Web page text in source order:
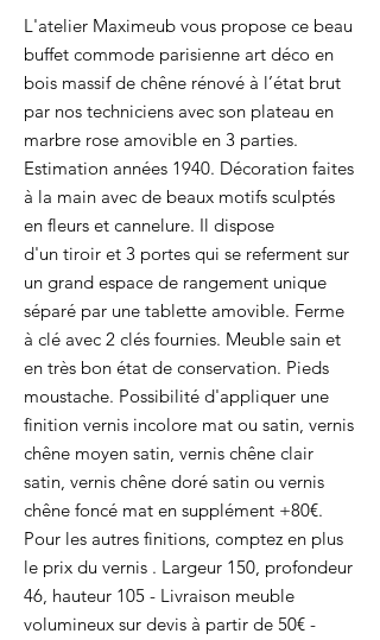
L'atelier Maximeub vous propose ce beau
buffet commode parisienne art déco en
bois massif de chêne rénové à l’état brut
par nos techniciens avec son plateau en
marbre rose amovible en 3 parties.
Estimation années 1940. Décoration faites
à la main avec de beaux motifs sculptés
en fleurs et cannelure. Il dispose
d'un tiroir et 3 portes qui se referment sur
un grand espace de rangement unique
séparé par une tablette amovible. Ferme
à clé avec 2 clés fournies. Meuble sain et
en très bon état de conservation. Pieds
moustache. Possibilité d'appliquer une
finition vernis incolore mat ou satin, vernis
chêne moyen satin, vernis chêne clair
satin, vernis chêne doré satin ou vernis
chêne foncé mat en supplément +80€.
Pour les autres finitions, comptez en plus
le prix du vernis . Largeur 150, profondeur
46, hauteur 105 - Livraison meuble
volumineux sur devis à partir de 50€ -